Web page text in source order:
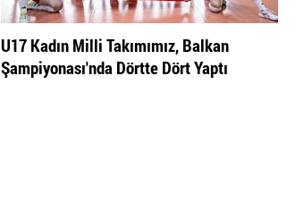
U17 Kadın Milli Takımımız, Balkan
Şampiyonası'nda Dörtte Dört Yaptı